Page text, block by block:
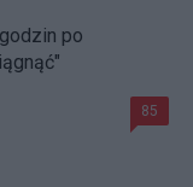
po
85